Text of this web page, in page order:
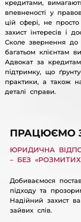
кредитами,
впевненості у
цій сфері, не
захист інтересів і
Сколе звернення до
багатьом клієнтам
Адвокат за
підтримку, що
практики, а також
деталі справи.
ПРАЦЮЄМО
ЮРИДИЧНА
– БЕЗ
Добиваємося
підходу та
Надійний захист
зайвих слів.